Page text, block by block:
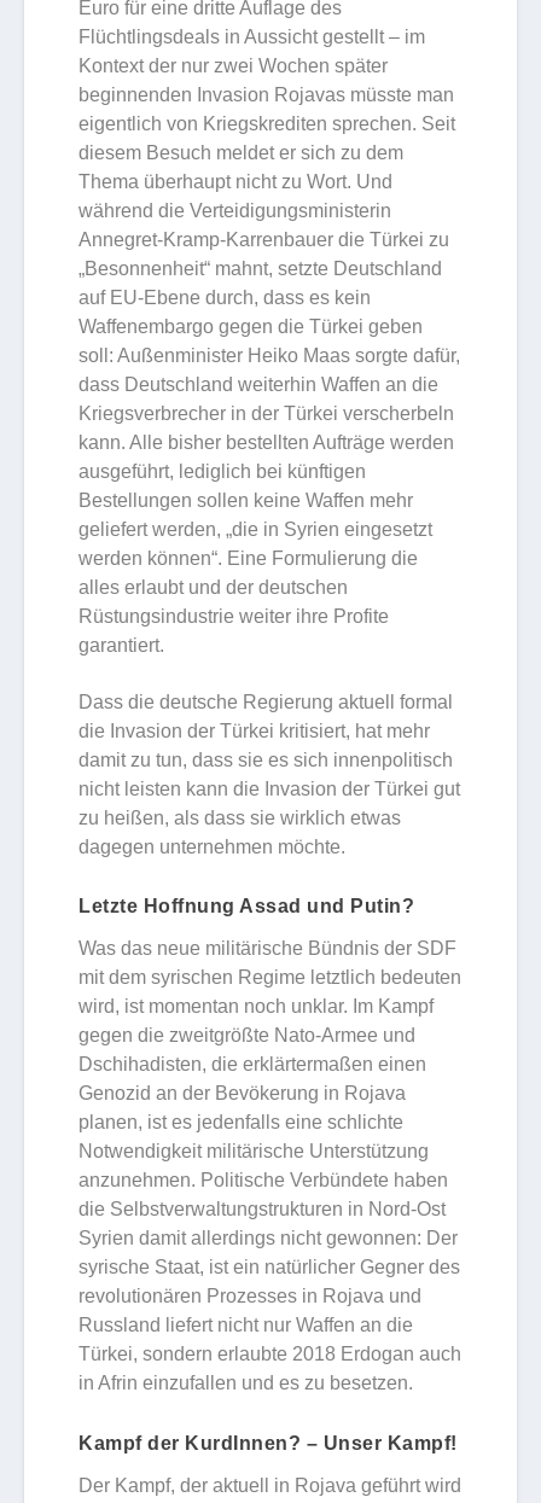
Euro für eine dritte Auflage des
Flüchtlingsdeals in Aussicht gestellt – im
Kontext der nur zwei Wochen später
beginnenden Invasion Rojavas müsste man
eigentlich von Kriegskrediten sprechen. Seit
diesem Besuch meldet er sich zu dem
Thema überhaupt nicht zu Wort. Und
während die Verteidigungsministerin
Annegret-Kramp-Karrenbauer die Türkei zu
„Besonnenheit“ mahnt, setzte Deutschland
auf EU-Ebene durch, dass es kein
Waffenembargo gegen die Türkei geben
soll: Außenminister Heiko Maas sorgte dafür,
dass Deutschland weiterhin Waffen an die
Kriegsverbrecher in der Türkei verscherbeln
kann. Alle bisher bestellten Aufträge werden
ausgeführt, lediglich bei künftigen
Bestellungen sollen keine Waffen mehr
geliefert werden, „die in Syrien eingesetzt
werden können“. Eine Formulierung die
alles erlaubt und der deutschen
Rüstungsindustrie weiter ihre Profite
garantiert.
Dass die deutsche Regierung aktuell formal
die Invasion der Türkei kritisiert, hat mehr
damit zu tun, dass sie es sich innenpolitisch
nicht leisten kann die Invasion der Türkei gut
zu heißen, als dass sie wirklich etwas
dagegen unternehmen möchte.
Letzte Hoffnung Assad und Putin?
Was das neue militärische Bündnis der SDF
mit dem syrischen Regime letztlich bedeuten
wird, ist momentan noch unklar. Im Kampf
gegen die zweitgrößte Nato-Armee und
Dschihadisten, die erklärtermaßen einen
Genozid an der Bevökerung in Rojava
planen, ist es jedenfalls eine schlichte
Notwendigkeit militärische Unterstützung
anzunehmen. Politische Verbündete haben
die Selbstverwaltungstrukturen in Nord-Ost
Syrien damit allerdings nicht gewonnen: Der
syrische Staat, ist ein natürlicher Gegner des
revolutionären Prozesses in Rojava und
Russland liefert nicht nur Waffen an die
Türkei, sondern erlaubte 2018 Erdogan auch
in Afrin einzufallen und es zu besetzen.
Kampf der KurdInnen? – Unser Kampf!
Der Kampf, der aktuell in Rojava geführt wird